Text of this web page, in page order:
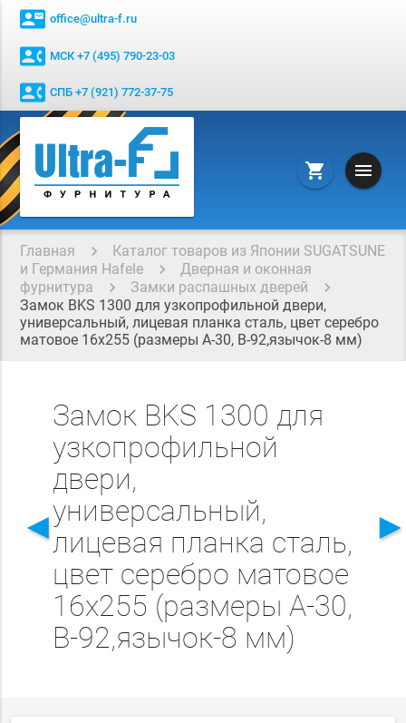
contact_mail office@ultra-f.ru
contact_phone МСК +7 (495) 790-23-03
contact_phone СПБ +7 (921) 772-37-75
shopping_cart menu
Главная
Каталог товаров из Японии SUGATSUNE
и Германия Hafele
Дверная и оконная
фурнитура
Замки распашных дверей
Замок BKS 1300 для узкопрофильной двери,
универсальный, лицевая планка сталь, цвет серебро
матовое 16х255 (размеры А-30, В-92,язычок-8 мм)
◄
Замок BKS 1300 для
узкопрофильной
двери,
универсальный,
лицевая планка сталь,
цвет серебро матовое
16х255 (размеры А-30,
В-92,язычок-8 мм)